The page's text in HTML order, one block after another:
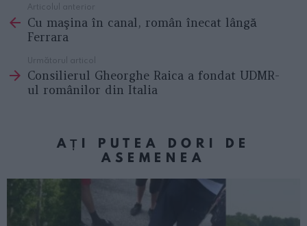
more
Articolul anterior
Cu maşina în canal, român înecat lângă
Ferrara
Următorul articol
Consilierul Gheorghe Raica a fondat UDMR-
ul românilor din Italia
AȚI PUTEA DORI DE
ASEMENEA